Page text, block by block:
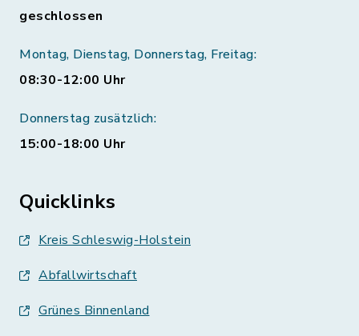
geschlossen
Montag, Dienstag, Donnerstag, Freitag:
08:30-12:00 Uhr
Donnerstag zusätzlich:
15:00-18:00 Uhr
Quicklinks
Kreis Schleswig-Holstein
Abfallwirtschaft
Grünes Binnenland